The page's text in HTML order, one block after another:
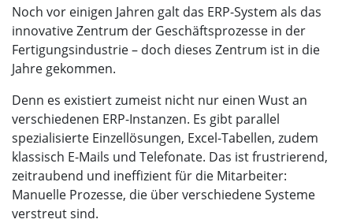
Noch vor einigen Jahren galt das ERP-System als das
innovative Zentrum der Geschäftsprozesse in der
Fertigungsindustrie – doch dieses Zentrum ist in die
Jahre gekommen.
Denn es existiert zumeist nicht nur einen Wust an
verschiedenen ERP-Instanzen. Es gibt parallel
spezialisierte Einzellösungen, Excel-Tabellen, zudem
klassisch E-Mails und Telefonate. Das ist frustrierend,
zeitraubend und ineffizient für die Mitarbeiter:
Manuelle Prozesse, die über verschiedene Systeme
verstreut sind.